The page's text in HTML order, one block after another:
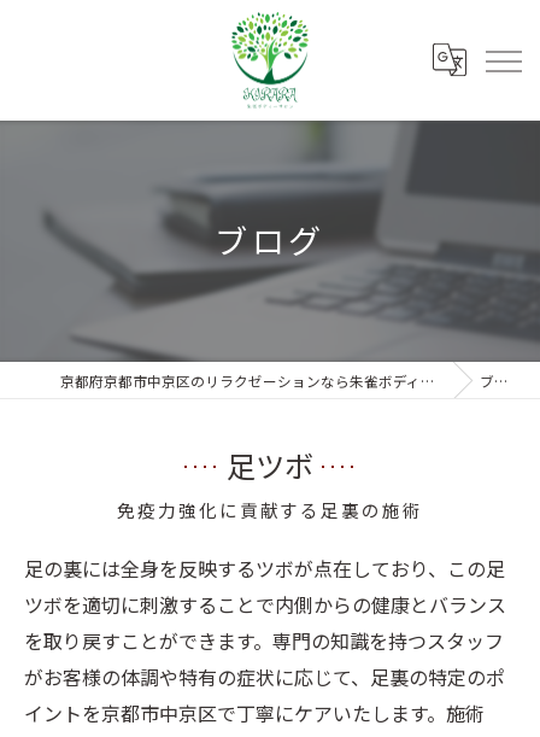
ブログ
京都府京都市中京区のリラクゼーションなら朱雀ボディーサロンKIRARA ブログ
足ツボ
免疫力強化に貢献する足裏の施術
足の裏には全身を反映するツボが点在しており、この足
ツボを適切に刺激することで内側からの健康とバランス
を取り戻すことができます。専門の知識を持つスタッフ
がお客様の体調や特有の症状に応じて、足裏の特定のポ
イントを京都市中京区で丁寧にケアいたします。施術